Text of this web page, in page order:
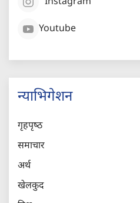
Youtube
न्याभिगेशन
गृहपृष्‍ठ
समाचार
अर्थ
खेलकुद